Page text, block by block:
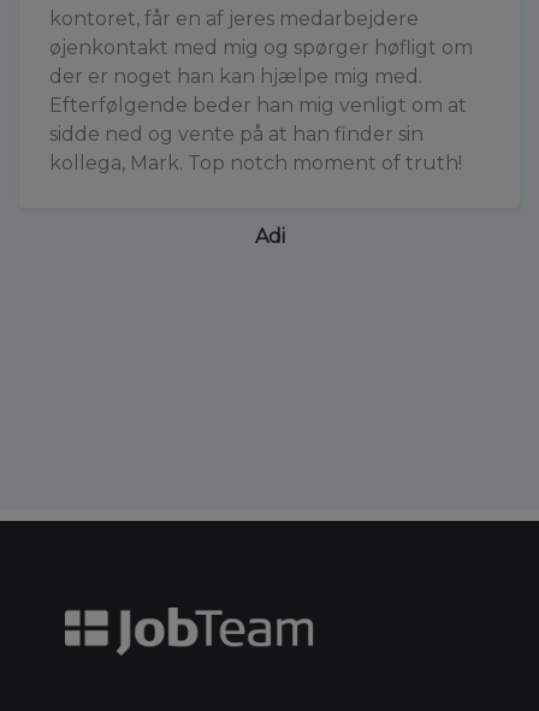
kontoret, får en af jeres medarbejdere
øjenkontakt med mig og spørger høfligt om
der er noget han kan hjælpe mig med.
Efterfølgende beder han mig venligt om at
sidde ned og vente på at han finder sin
kollega, Mark. Top notch moment of truth!
Adi